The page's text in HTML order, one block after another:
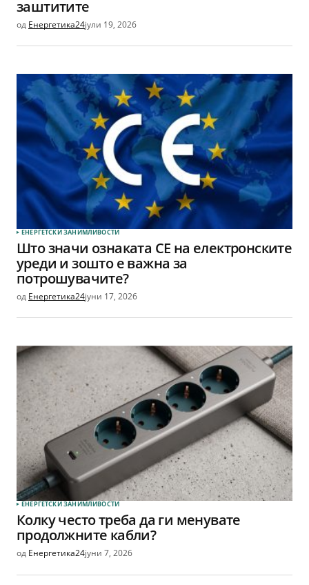
заштитите
од Енергетика24јули 19, 2026
ЕНЕРГЕТСКИ ЗАНИМЛИВОСТИ
Што значи ознаката CE на електронските
уреди и зошто е важна за
потрошувачите?
од Енергетика24јуни 17, 2026
ЕНЕРГЕТСКИ ЗАНИМЛИВОСТИ
Колку често треба да ги менувате
продолжните кабли?
од Енергетика24јуни 7, 2026